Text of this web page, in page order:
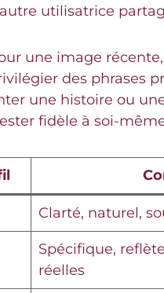
utilisatrice
une image
des phrases
une histoire ou
fidèle à soi-
Clarté, naturel,
Spécifique,
réelles